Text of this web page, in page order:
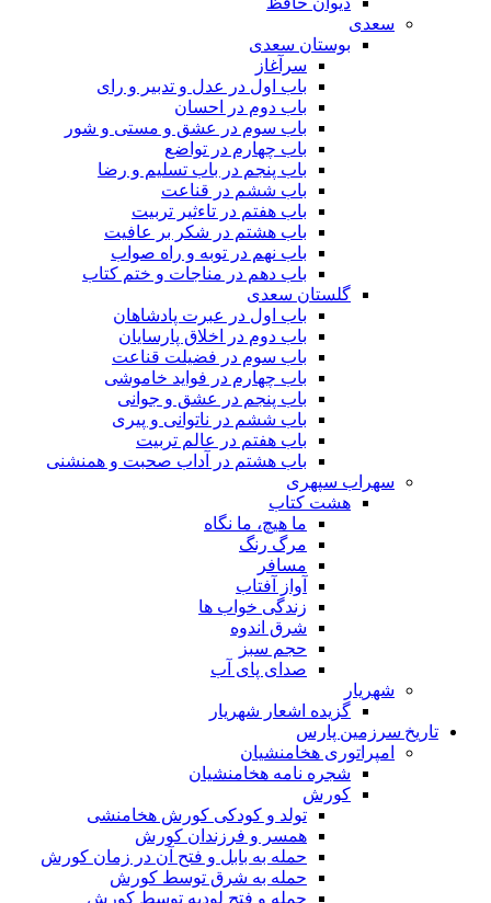
سعدی
بوستان سعدی
سرآغاز
باب اول در عدل و تدبیر و رای
باب دوم در احسان
باب سوم در عشق و مستی و شور
باب چهارم در تواضع
باب پنجم در باب تسلیم و رضا
باب ششم در قناعت
باب هفتم در تاءثیر تربیت
باب هشتم در شکر بر عافیت
باب نهم در توبه و راه صواب
باب دهم در مناجات و ختم کتاب
گلستان سعدی
باب اول در عبرت پادشاهان
باب دوم در اخلاق پارسایان
باب سوم در فضیلت قناعت
باب چهارم در فواید خاموشى
باب پنجم در عشق و جوانى
باب ششم در ناتوانى و پیرى
باب هفتم در عالم تربیت
باب هشتم در آداب صحبت و همنشنى
سهراب سپهری
هشت کتاب
ما هیچ، ما نگاه
مرگ رنگ
مسافر
آواز آفتاب
زندگی خواب ها
شرق اندوه
حجم سبز
صدای پای آب
شهریار
گزیده اشعار شهریار
تاریخ سرزمین پارس
امپراتوری هخامنشیان
شجره نامه هخامنشیان
کورش
تولد و کودکی کورش هخامنشی
همسر و فرزندان کورش
حمله به بابل و فتح آن در زمان کورش
حمله به شرق توسط کورش
حمله و فتح لودیه توسط کورش